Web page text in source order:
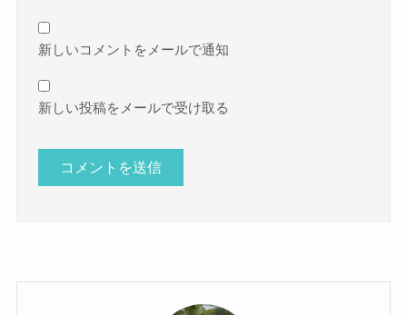
新しいコメントをメールで通知
新しい投稿をメールで受け取る